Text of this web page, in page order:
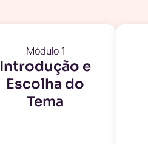
Módulo 1
Introdução e
Escolha do
Tema